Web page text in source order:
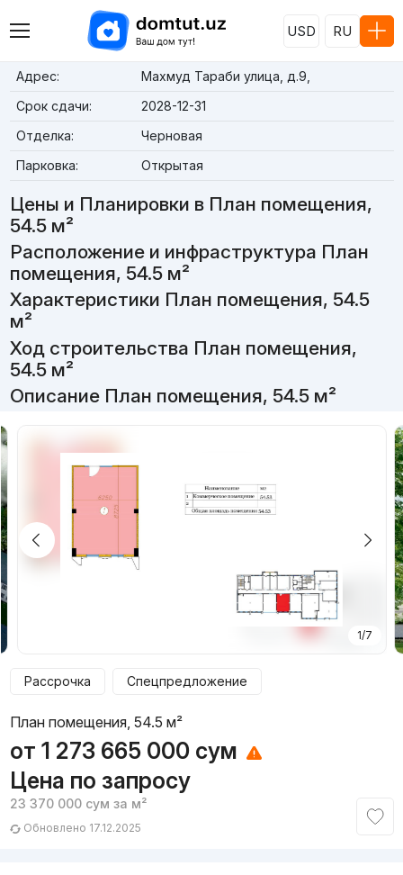
USD RU
Адрес:
Махмуд Тараби улица, д.9,
Срок сдачи:
2028-12-31
Отделка:
Черновая
Парковка:
Открытая
Цены и Планировки в План помещения,
54.5 м²
Расположение и инфраструктура План
помещения, 54.5 м²
Характеристики План помещения, 54.5
м²
Ход строительства План помещения,
54.5 м²
Описание План помещения, 54.5 м²
1/7
Рассрочка Спецпредложение
План помещения, 54.5 м²
от 1 273 665 000 сум
Цена по запросу
23 370 000 сум за м²
Обновлено 17.12.2025